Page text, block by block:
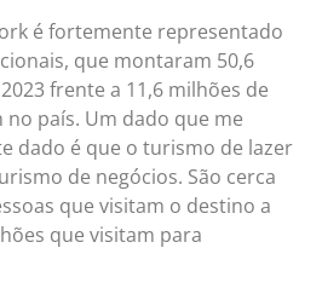
é fortemente representado
que montaram 50,6
frente a 11,6 milhões de
país. Um dado que me
dado é que o turismo de lazer
de negócios. São cerca
que visitam o destino a
que visitam para